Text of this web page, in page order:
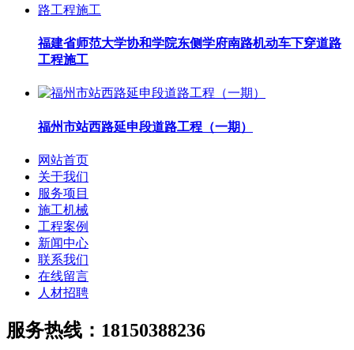
福建省师范大学协和学院东侧学府南路机动车下穿道路
工程施工
福州市站西路延申段道路工程（一期）
网站首页
关于我们
服务项目
施工机械
工程案例
新闻中心
联系我们
在线留言
人材招聘
服务热线：18150388236